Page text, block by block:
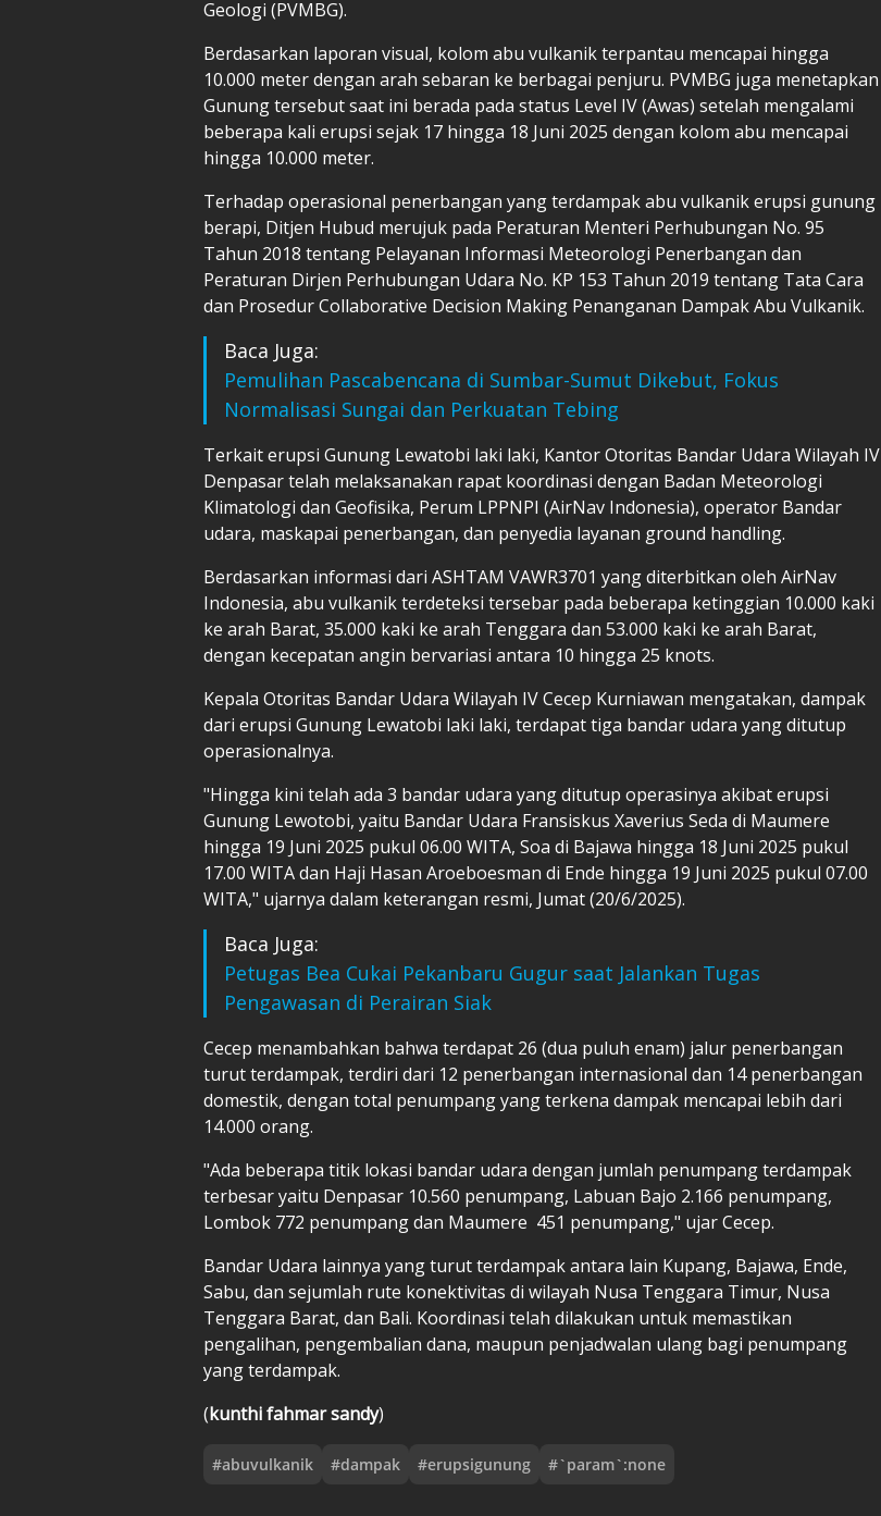
Geologi (PVMBG).
Berdasarkan laporan visual, kolom abu vulkanik terpantau mencapai hingga
10.000 meter dengan arah sebaran ke berbagai penjuru. PVMBG juga menetapkan
Gunung tersebut saat ini berada pada status Level IV (Awas) setelah mengalami
beberapa kali erupsi sejak 17 hingga 18 Juni 2025 dengan kolom abu mencapai
hingga 10.000 meter.
Terhadap operasional penerbangan yang terdampak abu vulkanik erupsi gunung
berapi, Ditjen Hubud merujuk pada Peraturan Menteri Perhubungan No. 95
Tahun 2018 tentang Pelayanan Informasi Meteorologi Penerbangan dan
Peraturan Dirjen Perhubungan Udara No. KP 153 Tahun 2019 tentang Tata Cara
dan Prosedur Collaborative Decision Making Penanganan Dampak Abu Vulkanik.
Baca Juga:
Pemulihan Pascabencana di Sumbar-Sumut Dikebut, Fokus
Normalisasi Sungai dan Perkuatan Tebing
Terkait erupsi Gunung Lewatobi laki laki, Kantor Otoritas Bandar Udara Wilayah IV
Denpasar telah melaksanakan rapat koordinasi dengan Badan Meteorologi
Klimatologi dan Geofisika, Perum LPPNPI (AirNav Indonesia), operator Bandar
udara, maskapai penerbangan, dan penyedia layanan ground handling.
Berdasarkan informasi dari ASHTAM VAWR3701 yang diterbitkan oleh AirNav
Indonesia, abu vulkanik terdeteksi tersebar pada beberapa ketinggian 10.000 kaki
ke arah Barat, 35.000 kaki ke arah Tenggara dan 53.000 kaki ke arah Barat,
dengan kecepatan angin bervariasi antara 10 hingga 25 knots.
Kepala Otoritas Bandar Udara Wilayah IV Cecep Kurniawan mengatakan, dampak
dari erupsi Gunung Lewatobi laki laki, terdapat tiga bandar udara yang ditutup
operasionalnya.
"Hingga kini telah ada 3 bandar udara yang ditutup operasinya akibat erupsi
Gunung Lewotobi, yaitu Bandar Udara Fransiskus Xaverius Seda di Maumere
hingga 19 Juni 2025 pukul 06.00 WITA, Soa di Bajawa hingga 18 Juni 2025 pukul
17.00 WITA dan Haji Hasan Aroeboesman di Ende hingga 19 Juni 2025 pukul 07.00
WITA," ujarnya dalam keterangan resmi, Jumat (20/6/2025).
Baca Juga:
Petugas Bea Cukai Pekanbaru Gugur saat Jalankan Tugas
Pengawasan di Perairan Siak
Cecep menambahkan bahwa terdapat 26 (dua puluh enam) jalur penerbangan
turut terdampak, terdiri dari 12 penerbangan internasional dan 14 penerbangan
domestik, dengan total penumpang yang terkena dampak mencapai lebih dari
14.000 orang.
"Ada beberapa titik lokasi bandar udara dengan jumlah penumpang terdampak
terbesar yaitu Denpasar 10.560 penumpang, Labuan Bajo 2.166 penumpang,
Lombok 772 penumpang dan Maumere 451 penumpang," ujar Cecep.
Bandar Udara lainnya yang turut terdampak antara lain Kupang, Bajawa, Ende,
Sabu, dan sejumlah rute konektivitas di wilayah Nusa Tenggara Timur, Nusa
Tenggara Barat, dan Bali. Koordinasi telah dilakukan untuk memastikan
pengalihan, pengembalian dana, maupun penjadwalan ulang bagi penumpang
yang terdampak.
(kunthi fahmar sandy)
#abuvulkanik #dampak #erupsigunung #`param`:none